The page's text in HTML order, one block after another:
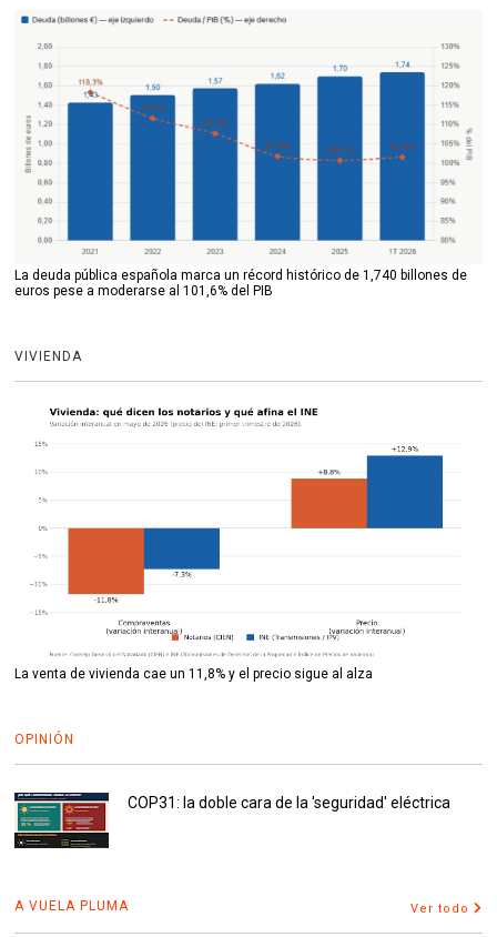
La deuda pública española marca un récord histórico de 1,740 billones de
euros pese a moderarse al 101,6% del PIB
VIVIENDA
La venta de vivienda cae un 11,8% y el precio sigue al alza
OPINIÓN
COP31: la doble cara de la 'seguridad' eléctrica
A VUELA PLUMA Ver todo